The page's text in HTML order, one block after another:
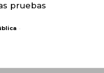
pruebas
-